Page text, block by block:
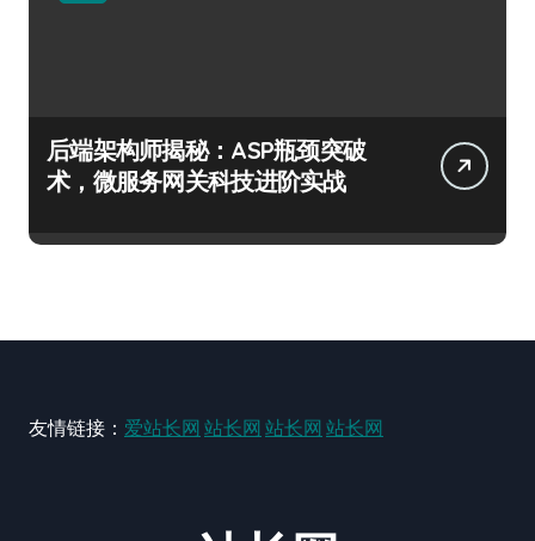
后端架构师揭秘：ASP瓶颈突破
术，微服务网关科技进阶实战
友情链接： 爱站长网 站长网 站长网 站长网